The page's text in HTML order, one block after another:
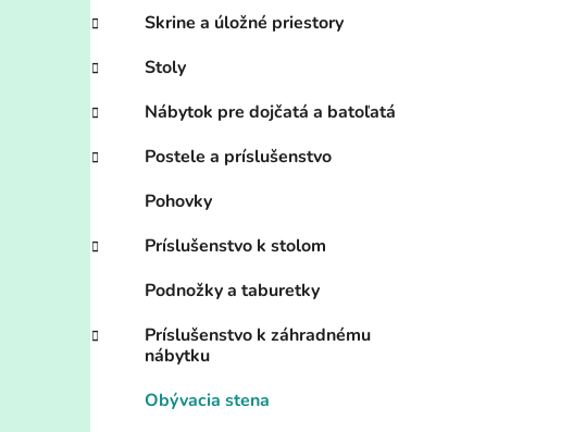
Skrine a úložné priestory
Stoly
Nábytok pre dojčatá a batoľatá
Postele a príslušenstvo
Pohovky
Príslušenstvo k stolom
Podnožky a taburetky
Príslušenstvo k záhradnému
nábytku
Obývacia stena